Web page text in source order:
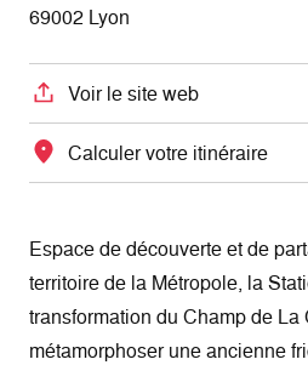
69002 Lyon
Voir le site web
Calculer votre itinéraire
Espace de découverte et de
territoire de la Métropole, la
transformation du Champ de
métamorphoser une ancienne